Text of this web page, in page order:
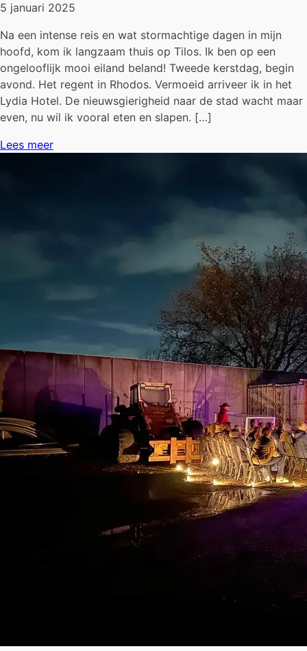
5 januari 2025
Na een intense reis en wat stormachtige dagen in mijn
hoofd, kom ik langzaam thuis op Tilos. Ik ben op een
ongelooflijk mooi eiland beland! Tweede kerstdag, begin
avond. Het regent in Rhodos. Vermoeid arriveer ik in het
Lydia Hotel. De nieuwsgierigheid naar de stad wacht maar
even, nu wil ik vooral eten en slapen. […]
Lees meer